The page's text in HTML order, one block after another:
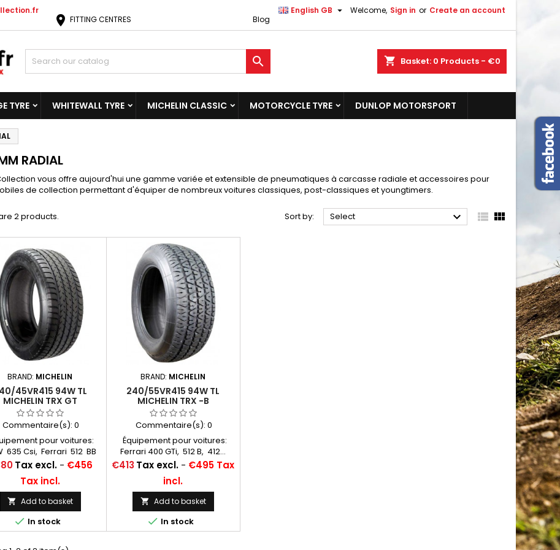
Welcome, Sign in or Create an account
English GB 
Blog
location_on FITTING CENTRES
shopping_cart Basket: 0 Products - €0

TYRE WHITEWALL TYRE MICHELIN CLASSIC MOTORCYCLE TYRE DUNLOP MOTORSPORT
RADIAL
vous offre aujourd'hui une gamme variée et extensible de pneumatiques à carcasse radiale et accessoires pour
de collection permettant d'équiper de nombreux voitures classiques, post-classiques et youngtimers.
2 products. Sort by: Select   
BRAND: MICHELIN
45VR415 94W TL
MICHELIN TRX GT
(240/45R415)
Commentaire(s): 0
pour voitures:
635 Csi, Ferrari 512 BB
Testarossa ... Autres
240/45R415;
45x415; 240/45-415;
240/55/415
Tax excl.- €456
Tax incl.
 Add to basket
 In stock
BRAND: MICHELIN
240/55VR415 94W TL
MICHELIN TRX -B
(240/55R415)
Commentaire(s): 0
Équipement pour voitures:
Ferrari 400 GTi, 512 B, 412...
Autres
appellations: 240/55R415;
240/55x415; 240/55-415;
240/55/415
Price
€413 Tax excl. - €495 Tax
incl.
 Add to basket
 In stock